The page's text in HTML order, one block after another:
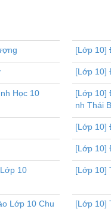
[Lớp 10]
[Lớp 10]
Học 10
[Lớp 10]
nh Thái
[Lớp 10]
[Lớp 10]
10 [Lớp 10]
Lớp 10 Chu
[Lớp 10]